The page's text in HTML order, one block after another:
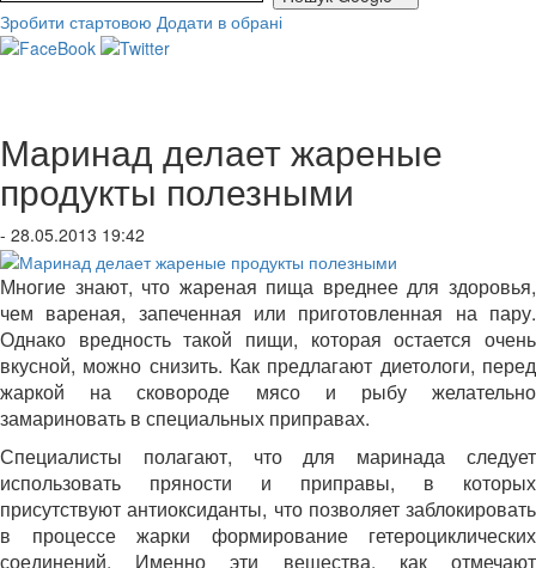
Зробити стартовою Додати в обрані
Маринад делает жареные
продукты полезными
- 28.05.2013 19:42
Многие знают, что жареная пища вреднее для здоровья,
чем вареная, запеченная или приготовленная на пару.
Однако вредность такой пищи, которая остается очень
вкусной, можно снизить. Как предлагают диетологи, перед
жаркой на сковороде мясо и рыбу желательно
замариновать в специальных приправах.
Специалисты полагают, что для маринада следует
использовать пряности и приправы, в которых
присутствуют антиоксиданты, что позволяет заблокировать
в процессе жарки формирование гетероциклических
соединений. Именно эти вещества, как отмечают